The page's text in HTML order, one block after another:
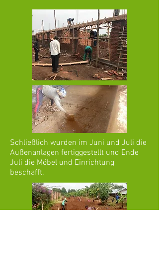
Schließlich wurden im Juni und Juli die
Außenanlagen fertiggestellt und Ende
Juli die Möbel und Einrichtung
beschafft.